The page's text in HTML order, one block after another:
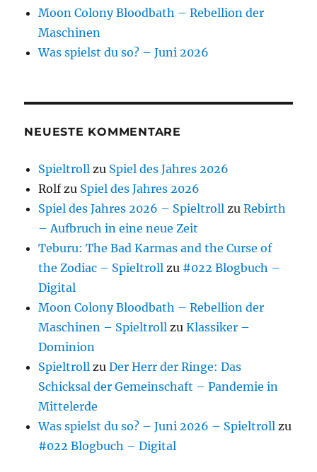
Moon Colony Bloodbath – Rebellion der
Maschinen
Was spielst du so? – Juni 2026
NEUESTE KOMMENTARE
Spieltroll zu Spiel des Jahres 2026
Rolfzu Spiel des Jahres 2026
Spiel des Jahres 2026 – Spieltroll zuRebirth
– Aufbruch in eine neue Zeit
Teburu: The Bad Karmas and the Curse of
the Zodiac – Spieltroll zu #022 Blogbuch –
Digital
Moon Colony Bloodbath – Rebellion der
Maschinen – Spieltroll zuKlassiker –
Dominion
Spieltroll zuDer Herr der Ringe: Das
Schicksal der Gemeinschaft – Pandemie in
Mittelerde
Was spielst du so? – Juni 2026 – Spieltroll zu
#022 Blogbuch – Digital